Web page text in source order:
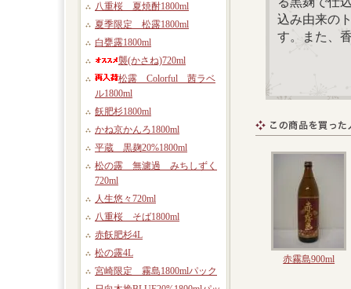
八重桜 夏焼酎1800ml
夏季限定 松露1800ml
白甕露1800ml
襲(かさね)720ml
松露 Colorful 茜ラベ
ル1800ml
飫肥杉1800ml
かね京かんろ1800ml
平蔵 黒麹20%1800ml
松の露 無濾過 みちしずく
720ml
人生悠々720ml
八重桜 そば1800ml
赤飫肥杉4L
松の露4L
宮崎限定 霧島1800mlパック
込み由来の
す。また、
赤霧島900ml